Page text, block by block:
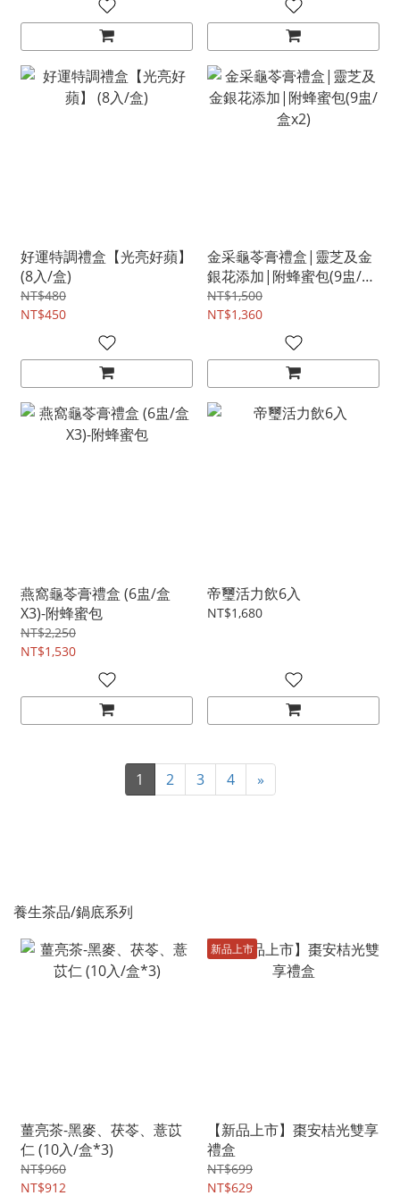
好運特調禮盒【光亮好蘋】
(8入/盒)
NT$480
NT$450
金采龜苓膏禮盒|靈芝及金
銀花添加|附蜂蜜包(9盅/盒
x2)
NT$1,500
NT$1,360
燕窩龜苓膏禮盒 (6盅/盒
X3)-附蜂蜜包
NT$2,250
NT$1,530
帝璽活力飲6入
NT$1,680
1 2 3 4 »
養生茶品/鍋底系列
薑亮茶-黑麥、茯苓、薏苡
仁 (10入/盒*3)
NT$960
NT$912
新品上市
【新品上市】棗安桔光雙享
禮盒
NT$699
NT$629